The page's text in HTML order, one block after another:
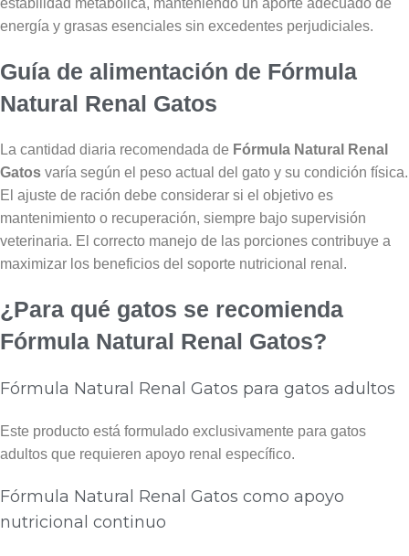
estabilidad metabólica, manteniendo un aporte adecuado de
energía y grasas esenciales sin excedentes perjudiciales.
Guía de alimentación de Fórmula
Natural Renal Gatos
La cantidad diaria recomendada de Fórmula Natural Renal
Gatos varía según el peso actual del gato y su condición física.
El ajuste de ración debe considerar si el objetivo es
mantenimiento o recuperación, siempre bajo supervisión
veterinaria. El correcto manejo de las porciones contribuye a
maximizar los beneficios del soporte nutricional renal.
¿Para qué gatos se recomienda
Fórmula Natural Renal Gatos?
Fórmula Natural Renal Gatos para gatos adultos
Este producto está formulado exclusivamente para gatos
adultos que requieren apoyo renal específico.
Fórmula Natural Renal Gatos como apoyo
nutricional continuo